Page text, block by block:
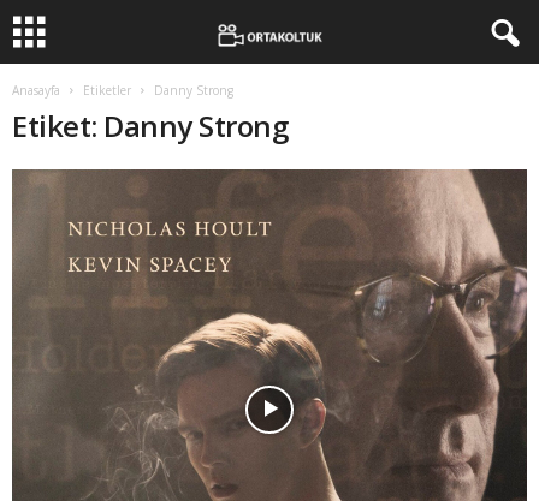
Anasayfa Etiketler Danny Strong
Etiket: Danny Strong